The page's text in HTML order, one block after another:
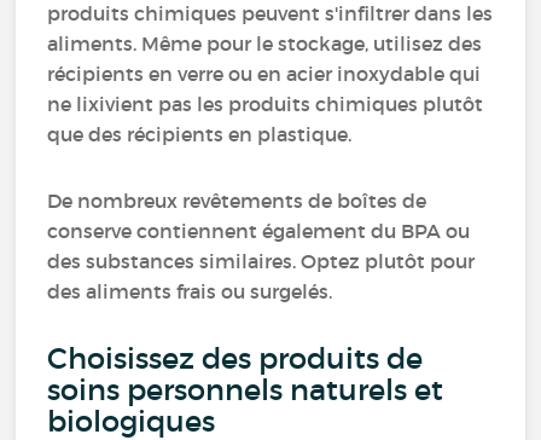
produits chimiques peuvent s'infiltrer dans les
aliments. Même pour le stockage, utilisez des
récipients en verre ou en acier inoxydable qui
ne lixivient pas les produits chimiques plutôt
que des récipients en plastique.
De nombreux revêtements de boîtes de
conserve contiennent également du BPA ou
des substances similaires. Optez plutôt pour
des aliments frais ou surgelés.
Choisissez des produits de
soins personnels naturels et
biologiques